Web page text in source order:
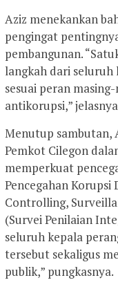
Aziz menekankan
pengingat
pembangunan.
langkah dari
sesuai peran
antikorupsi,”
Menutup sambutan,
Pemkot Cilegon
memperkuat
Pencegahan Korupsi
Controlling,
(Survei Penilaian
seluruh kepala
tersebut sekaligus
publik,” pungkasnya.